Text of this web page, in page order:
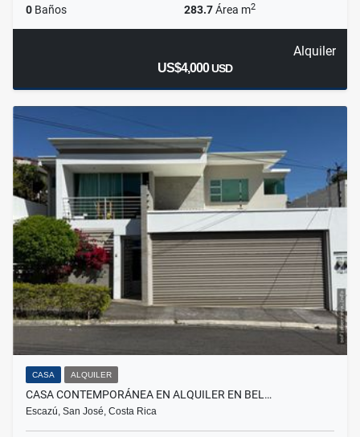
0 Baños 283.7Área m2
Alquiler
US$4,000USD
CASA ALQUILER
CASA CONTEMPORÁNEA EN ALQUILER EN BEL…
Escazú, San José, Costa Rica